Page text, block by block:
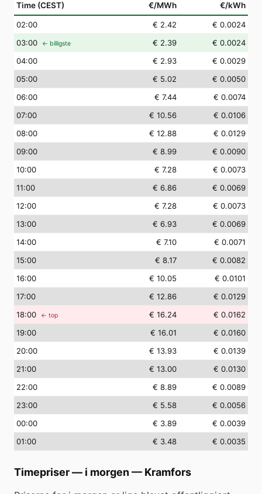
Time (CEST) €/MWh €/kWh
02:00 € 2.42
€ 0.0024
03:00 ← billigste € 2.39
€ 0.0024
04:00 € 2.93
€ 0.0029
05:00 € 5.02
€ 0.0050
06:00 € 7.44
€ 0.0074
07:00 € 10.56
€ 0.0106
08:00 € 12.88
€ 0.0129
09:00 € 8.99
€ 0.0090
10:00 € 7.28
€ 0.0073
11:00 € 6.86
€ 0.0069
12:00 € 7.28
€ 0.0073
13:00 € 6.93
€ 0.0069
14:00 € 7.10
€ 0.0071
15:00 € 8.17
€ 0.0082
16:00 € 10.05
€ 0.0101
17:00 € 12.86
€ 0.0129
18:00 ← top € 16.24
€ 0.0162
19:00 € 16.01
€ 0.0160
20:00 € 13.93
€ 0.0139
21:00 € 13.00
€ 0.0130
22:00 € 8.89
€ 0.0089
23:00 € 5.58
€ 0.0056
00:00 € 3.89
€ 0.0039
01:00 € 3.48 € 0.0035
Timepriser — i morgen — Kramfors